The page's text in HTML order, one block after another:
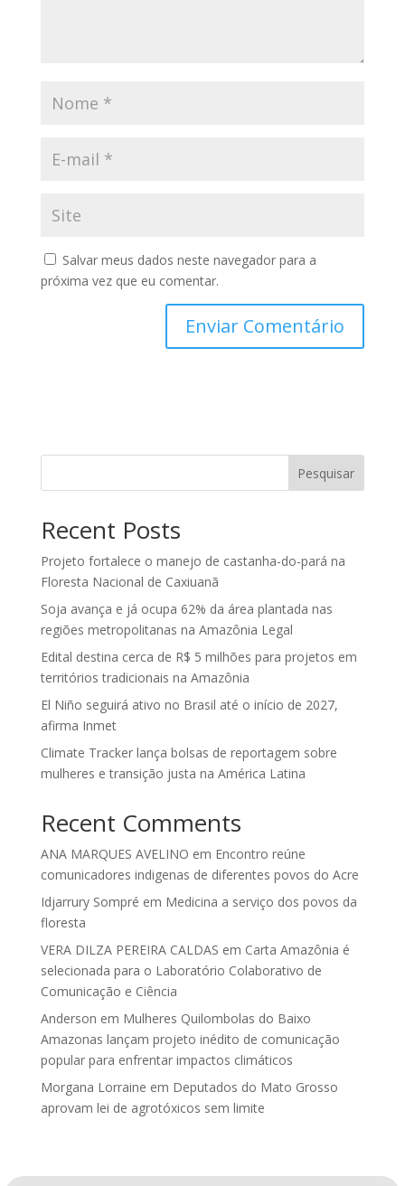
Salvar meus dados neste navegador para a
próxima vez que eu comentar.
Pesquisar
Recent Posts
Projeto fortalece o manejo de castanha-do-pará na
Floresta Nacional de Caxiuanã
Soja avança e já ocupa 62% da área plantada nas
regiões metropolitanas na Amazônia Legal
Edital destina cerca de R$ 5 milhões para projetos em
territórios tradicionais na Amazônia
El Niño seguirá ativo no Brasil até o início de 2027,
afirma Inmet
Climate Tracker lança bolsas de reportagem sobre
mulheres e transição justa na América Latina
Recent Comments
ANA MARQUES AVELINO em Encontro reúne
comunicadores indigenas de diferentes povos do Acre
Idjarrury Sompré em Medicina a serviço dos povos da
floresta
VERA DILZA PEREIRA CALDAS em Carta Amazônia é
selecionada para o Laboratório Colaborativo de
Comunicação e Ciência
Anderson em Mulheres Quilombolas do Baixo
Amazonas lançam projeto inédito de comunicação
popular para enfrentar impactos climáticos
Morgana Lorraine em Deputados do Mato Grosso
aprovam lei de agrotóxicos sem limite